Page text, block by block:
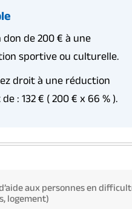
don de200 €à une
sportive ou culturelle.
droit à une réduction
:132 €(200 €x66 %).
aux personnes en
logement)